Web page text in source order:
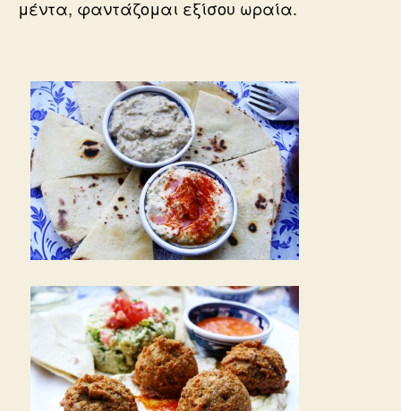
μέντα, φαντάζομαι εξίσου ωραία.